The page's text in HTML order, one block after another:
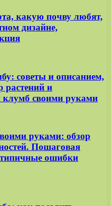
какую почву любят,
дизайне,
советы и описанием,
растений и
клумб своими руками
руками: обзор
Пошаговая
ошибки